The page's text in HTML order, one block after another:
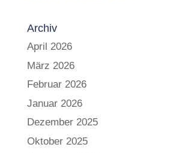
Archiv
April 2026
März 2026
Februar 2026
Januar 2026
Dezember 2025
Oktober 2025